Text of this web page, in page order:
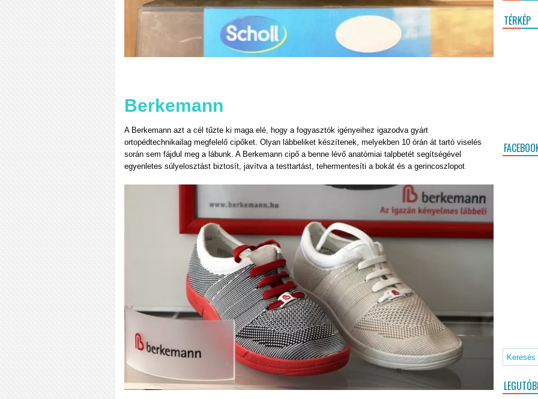
Berkemann
A Berkemann azt a cél tűzte ki maga elé, hogy a fogyasztók igényeihez igazodva gyárt
ortopédtechnikailag megfelelő cipőket. Olyan lábbeliket készítenek, melyekben 10 órán át tartó viselés
során sem fájdul meg a lábunk. A Berkemann cipő a benne lévő anatómiai talpbetét segítségével
egyenletes súlyelosztást biztosít, javítva a testtartást, tehermentesíti a bokát és a gerincoszlopot.
TÉRKÉP